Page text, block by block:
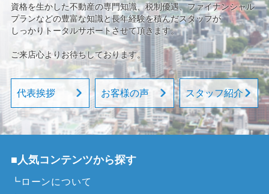
資格を生かした不動産の専門知識、税制優遇、ファイナンシャル
プランなどの豊富な知識と長年経験を積んだスタッフが
しっかりトータルサポートさせて頂きます。
ご来店心よりお待ちしております。
代表挨拶 お客様の声 スタッフ紹介
■人気コンテンツから探す
┗ローンについて